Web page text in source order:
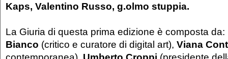
Kaps, Valentino Russo, g.olmo stuppia.
La Giuria di questa prima edizione è composta da:
Bianco (critico e curatore di digital art), Viana